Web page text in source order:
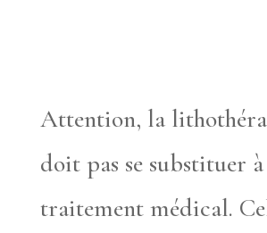
Attention, la
doit pas se substituer
traitement médical.